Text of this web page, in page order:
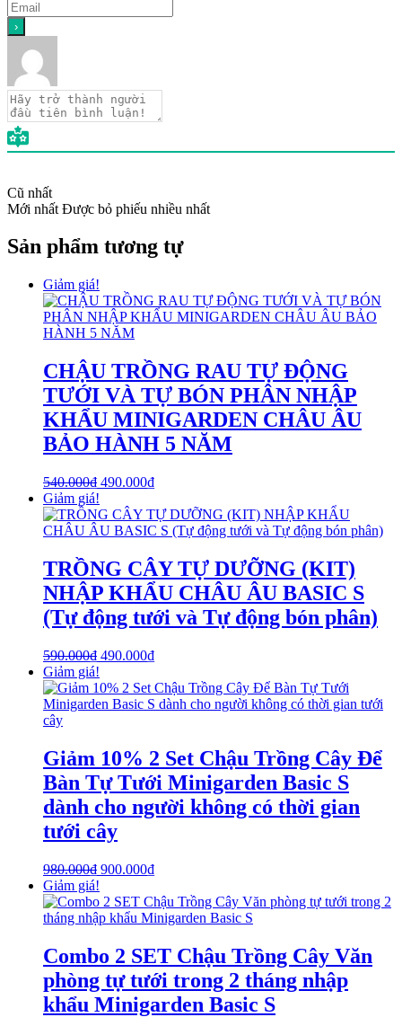
Cũ nhất
Mới nhất Được bỏ phiếu nhiều nhất
Sản phẩm tương tự
Giảm giá!
CHẬU TRỒNG RAU TỰ ĐỘNG
TƯỚI VÀ TỰ BÓN PHÂN NHẬP
KHẨU MINIGARDEN CHÂU ÂU
BẢO HÀNH 5 NĂM
540.000₫ 490.000₫
Giảm giá!
TRỒNG CÂY TỰ DƯỠNG (KIT)
NHẬP KHẨU CHÂU ÂU BASIC S
(Tự động tưới và Tự động bón phân)
590.000₫ 490.000₫
Giảm giá!
Giảm 10% 2 Set Chậu Trồng Cây Để
Bàn Tự Tưới Minigarden Basic S
dành cho người không có thời gian
tưới cây
980.000₫ 900.000₫
Giảm giá!
Combo 2 SET Chậu Trồng Cây Văn
phòng tự tưới trong 2 tháng nhập
khẩu Minigarden Basic S